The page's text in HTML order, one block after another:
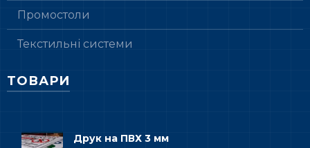
Промостоли
Текстильні системи
ТОВАРИ
Друк на ПВХ 3 мм